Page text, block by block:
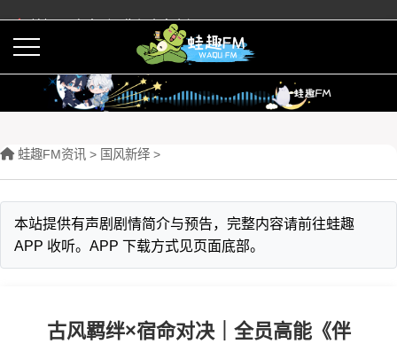
蛙趣FM有声剧预告与内容介绍
蛙趣FM资讯 > ‌国风新绎 >
本站提供有声剧剧情简介与预告，完整内容请前往蛙趣
APP 收听。APP 下载方式见页面底部。
古风羁绊×宿命对决｜全员高能《伴